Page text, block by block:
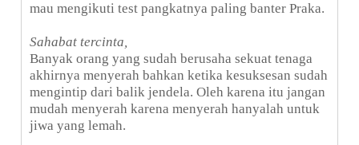
mau mengikuti test pangkatnya paling banter Praka.
Sahabat tercinta,
Banyak orang yang sudah berusaha sekuat tenaga
akhirnya menyerah bahkan ketika kesuksesan sudah
mengintip dari balik jendela. Oleh karena itu jangan
mudah menyerah karena menyerah hanyalah untuk
jiwa yang lemah.